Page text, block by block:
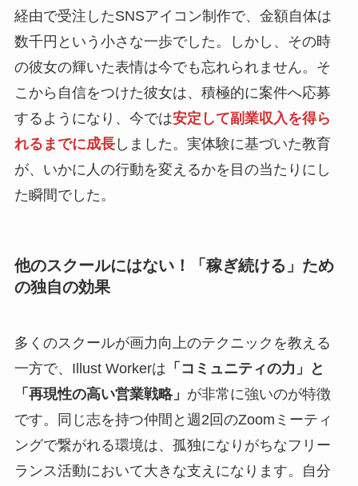
経由で受注したSNSアイコン制作で、金額自体は
数千円という小さな一歩でした。しかし、その時
の彼女の輝いた表情は今でも忘れられません。そ
こから自信をつけた彼女は、積極的に案件へ応募
するようになり、今では安定して副業収入を得ら
れるまでに成長しました。実体験に基づいた教育
が、いかに人の行動を変えるかを目の当たりにし
た瞬間でした。
他のスクールにはない！「稼ぎ続ける」ため
の独自の効果
多くのスクールが画力向上のテクニックを教える
一方で、Illust Workerは 「コミュニティの力」と
「再現性の高い営業戦略」 が非常に強いのが特徴
です。同じ志を持つ仲間と週2回のZoomミーティ
ングで繋がれる環境は、孤独になりがちなフリー
ランス活動において大きな支えになります。自分